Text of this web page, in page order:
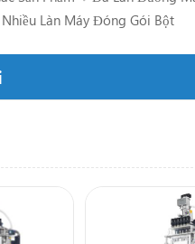
Nhiều Làn Máy Đóng Gói Bột